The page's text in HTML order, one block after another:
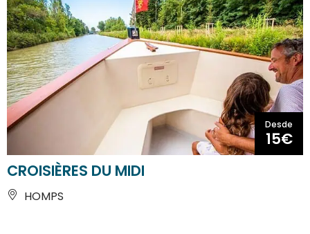
Desde
15€
CROISIÈRES DU MIDI
HOMPS